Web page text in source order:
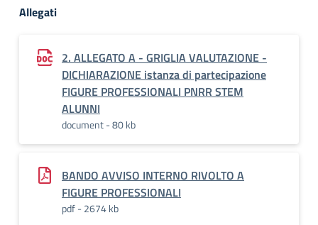
Allegati
2. ALLEGATO A - GRIGLIA VALUTAZIONE -
DICHIARAZIONE istanza di partecipazione
FIGURE PROFESSIONALI PNRR STEM
ALUNNI
document - 80 kb
BANDO AVVISO INTERNO RIVOLTO A
FIGURE PROFESSIONALI
pdf - 2674 kb